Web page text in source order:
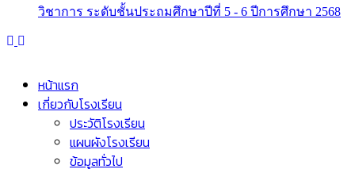
วิชาการ ระดับชั้นประถมศึกษาปีที่ 5 - 6 ปีการศึกษา 2568
หน้าแรก
เกี่ยวกับโรงเรียน
ประวัติโรงเรียน
แผนผังโรงเรียน
ข้อมูลทั่วไป